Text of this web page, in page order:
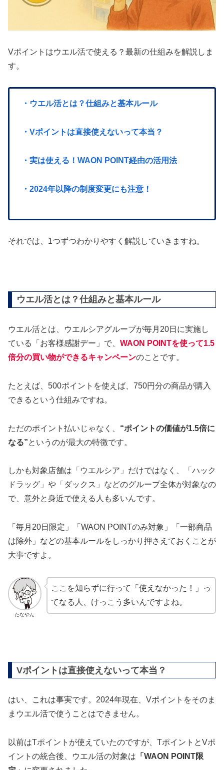
Vポイントはウエル活で使える？最新の仕組みを解説しま
す。
・ウエル活とは？仕組みと基本ルール
・Vポイントは直接使えないって本当？
・実は使える！WAON POINT経由の活用法
・2024年以降の制度変更にも注意！
それでは、1つずつわかりやすく解説していきますね。
ウエル活とは？仕組みと基本ルール
ウエル活とは、ウエルシアグループが毎月20日に実施し
ている「お客様感謝デー」で、 WAON POINTを使って1.5
倍分の買い物ができるキャンペーンのことです。
たとえば、500ポイントを使えば、750円分の商品が購入
できるという仕組みですね。
ただのポイント払いじゃなく、 “ポイントの価値が1.5倍に
なる”というのが最大の特徴です。
しかも対象店舗は「ウエルシア」だけではなく、「ハック
ドラッグ」や「ダックス」などのグループ全体が対象なの
で、意外と身近で使える人も多いんです。
「毎月20日限定」「WAON POINTのみ対象」「一部商品
は除外」などの基本ルールをしっかり押さえておくことが
大事ですよ。
たなやん
ここを知らずに行って「使えなかった！」っ
てなる人、けっこう多いんですよね。
Vポイントは直接使えないって本当？
はい、これは事実です。2024年現在、Vポイントをそのま
まウエル活で使うことはできません。
以前はTポイントが使えていたのですが、TポイントとVポ
イントの統合後、ウエル活の対象は 「WAON POINT限